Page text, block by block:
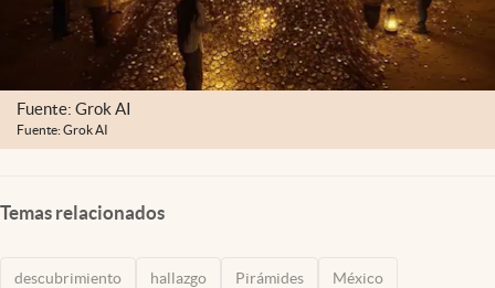
Fuente: Grok AI
Fuente: Grok AI
Temas relacionados
descubrimiento hallazgo Pirámides México